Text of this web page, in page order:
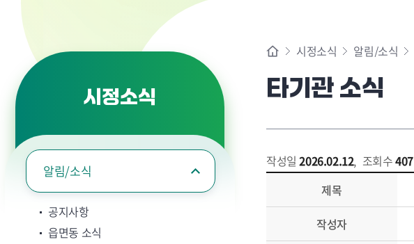
시정소식
알림/소식
공지사항
읍면동 소식
시정소식 알림/소식
타기관 소식
작성일2026.02.12, 조회수407
제목
작성자